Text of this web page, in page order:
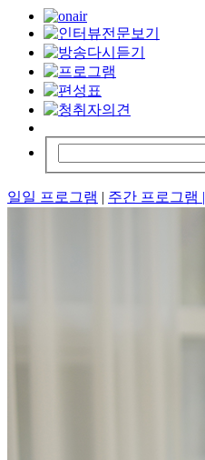
일일 프로그램 | 주간 프로그램 |